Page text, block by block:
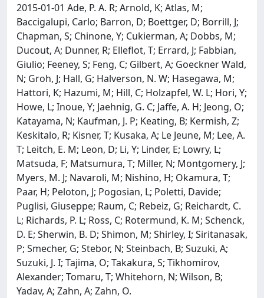
2015-01-01 Ade, P. A. R; Arnold, K; Atlas, M;
Baccigalupi, Carlo; Barron, D; Boettger, D; Borrill, J;
Chapman, S; Chinone, Y; Cukierman, A; Dobbs, M;
Ducout, A; Dunner, R; Elleflot, T; Errard, J; Fabbian,
Giulio; Feeney, S; Feng, C; Gilbert, A; Goeckner Wald,
N; Groh, J; Hall, G; Halverson, N. W; Hasegawa, M;
Hattori, K; Hazumi, M; Hill, C; Holzapfel, W. L; Hori, Y;
Howe, L; Inoue, Y; Jaehnig, G. C; Jaffe, A. H; Jeong, O;
Katayama, N; Kaufman, J. P; Keating, B; Kermish, Z;
Keskitalo, R; Kisner, T; Kusaka, A; Le Jeune, M; Lee, A.
T; Leitch, E. M; Leon, D; Li, Y; Linder, E; Lowry, L;
Matsuda, F; Matsumura, T; Miller, N; Montgomery, J;
Myers, M. J; Navaroli, M; Nishino, H; Okamura, T;
Paar, H; Peloton, J; Pogosian, L; Poletti, Davide;
Puglisi, Giuseppe; Raum, C; Rebeiz, G; Reichardt, C.
L; Richards, P. L; Ross, C; Rotermund, K. M; Schenck,
D. E; Sherwin, B. D; Shimon, M; Shirley, I; Siritanasak,
P; Smecher, G; Stebor, N; Steinbach, B; Suzuki, A;
Suzuki, J. I; Tajima, O; Takakura, S; Tikhomirov,
Alexander; Tomaru, T; Whitehorn, N; Wilson, B;
Yadav, A; Zahn, A; Zahn, O.